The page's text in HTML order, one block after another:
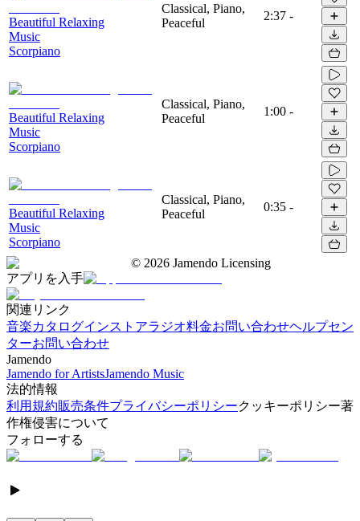
Beautiful Relaxing
Music
Scorpiano
Classical, Piano,
Peaceful
2:37 -
Beautiful Relaxing
Music
Scorpiano
Classical, Piano,
Peaceful
1:00 -
Beautiful Relaxing
Music
Scorpiano
Classical, Piano,
Peaceful
0:35 -
© 2026 Jamendo Licensing
アプリを入手
関連リンク
音楽カタログインストアラジオ料金お問い合わせヘルプセン
ターお問い合わせ
Jamendo
Jamendo for ArtistsJamendo Music
法的情報
利用規約販売条件プライバシーポリシークッキーポリシー著
作権侵害について
フォローする